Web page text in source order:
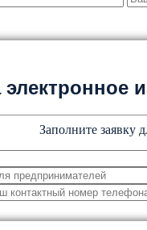
электронное
Заполните заявку